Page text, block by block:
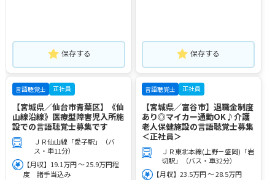
保存する 保存する
言語聴覚士 正社員
【宮城県／仙台市青葉区】《仙
山線沿線》医療型障害児入所施
設での言語聴覚士募集です
ＪＲ仙山線「愛子駅」（バ
ス・車11分）
【月収】19.1万円 ～ 25.9万円程
度 諸手当込み
言語聴覚士 正社員
【宮城県／富谷市】退職金制度
あり◎マイカー通勤OK♪介護
老人保健施設の言語聴覚士募集
＜正社員＞
ＪＲ東北本線(上野－盛岡)「岩
切駅」（バス・車32分）
【月収】23.5万円 ～ 28.5万円